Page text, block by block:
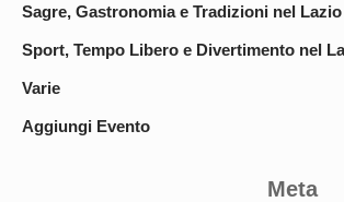
Sagre, Gastronomia e Tradizioni nel Lazio
Sport, Tempo Libero e Divertimento nel
Varie
Aggiungi Evento
Meta